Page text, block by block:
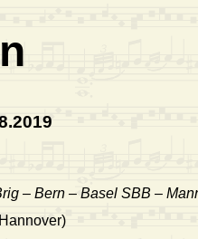
– Bern – Basel SBB –